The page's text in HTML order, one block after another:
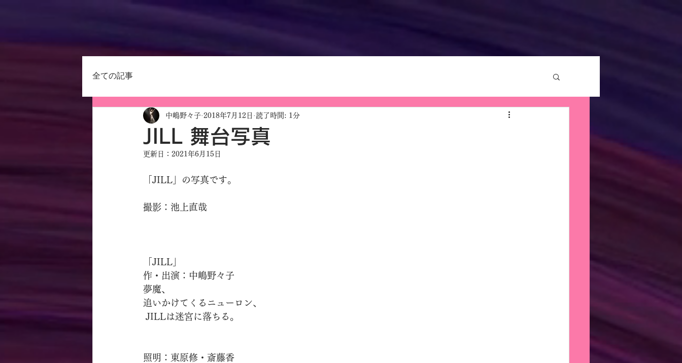
全ての記事
JILL 舞台写真
中嶋野々子 2018年7月12日 読了時間: 1分
更新日： 2021年6月15日
「JILL」の写真です。
撮影：池上直哉
「JILL」
作・出演：中嶋野々子
夢魔、
追いかけてくるニューロン、
JILLは迷宮に落ちる。
照明：東原修・斎藤香